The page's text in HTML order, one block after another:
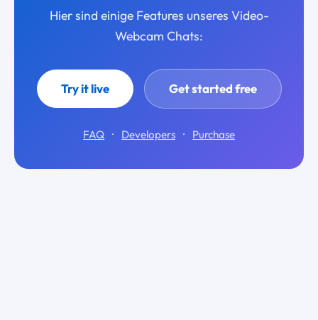
Hier sind einige Features unseres Video-
Webcam Chats:
Try it live Get started free
FAQ · Developers · Purchase